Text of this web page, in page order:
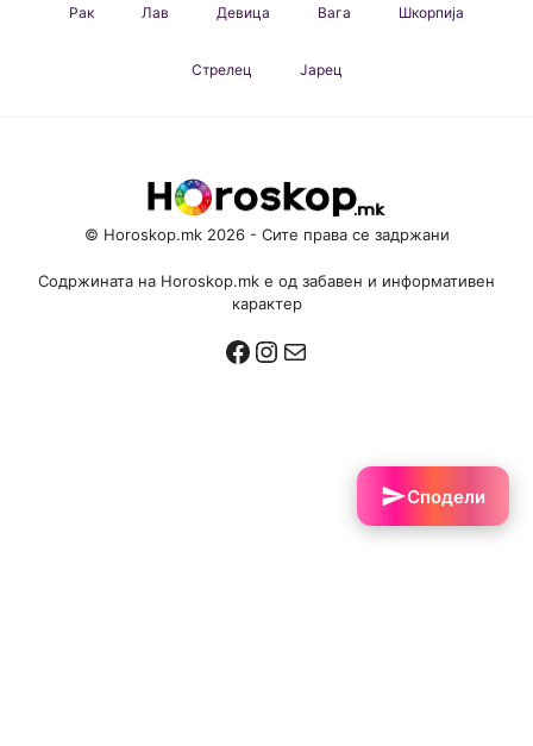
Рак Лав Девица Вага Шкорпија
Стрелец Јарец
© Horoskop.mk 2026 - Сите права се задржани
Содржината на Horoskop.mk е од забавен и информативен
карактер
Facebook
Instagram
Mail
Сподели